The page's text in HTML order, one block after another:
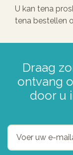
U kan tena
tena bestellen
Draag
ontvang
door u